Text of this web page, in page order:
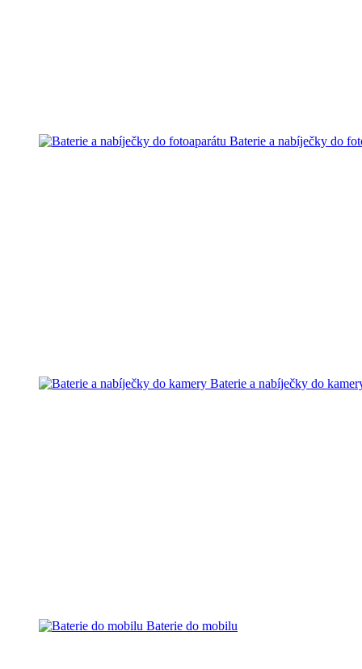
Baterie a nabíječky do
Baterie a nabíječky do
Baterie do mobilu